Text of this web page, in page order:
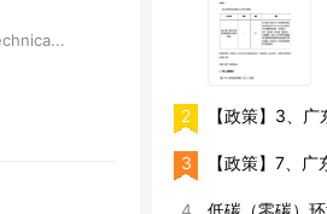
2
3
4